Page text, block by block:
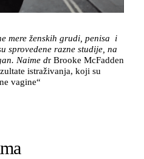
mere ženskih grudi, penisa i
sprovedene razne studije, na
Naime dr Brooke McFadden
istraživanja, koji su
vagine“